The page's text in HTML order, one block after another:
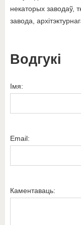
некаторых заводаў,
завода,
Водгукі
Імя:
Email:
Каментаваць: